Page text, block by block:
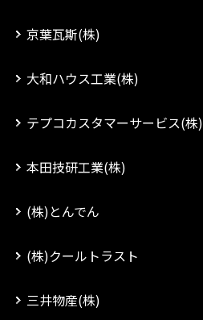
京葉瓦斯(株)
大和ハウス工業(株)
テプコカスタマーサービス(株)
本田技研工業(株)
(株)とんでん
(株)クールトラスト
三井物産(株)